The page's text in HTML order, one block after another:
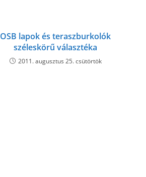
OSB lapok és teraszburkolók
széleskörű választéka
2011. augusztus 25. csütörtök